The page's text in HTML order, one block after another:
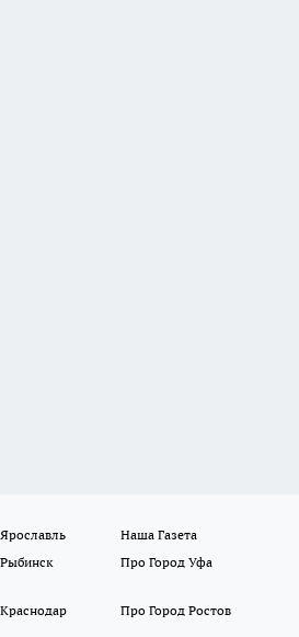
Наша Газета
Про Город Уфа
Про Город Ростов